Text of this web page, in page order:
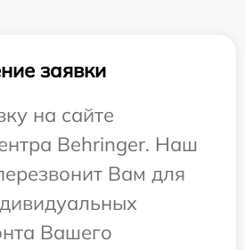
заявки
на сайте
Behringer. Наш
Вам для
Вашего